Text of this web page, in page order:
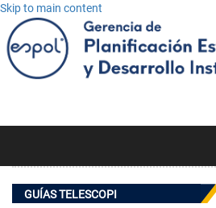
Skip to main content
GUÍAS TELESCOPI